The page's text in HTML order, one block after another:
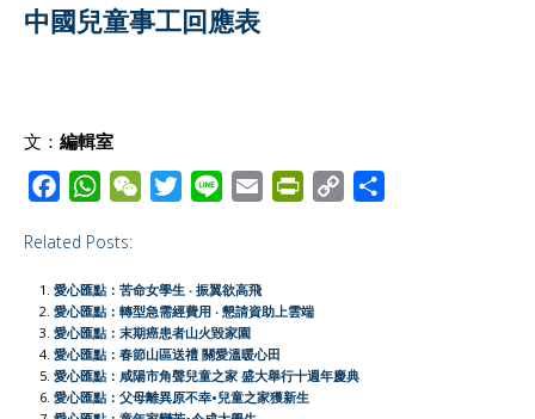
中國兒童事工回應表
文： 編輯室
c
e
b
o
o
k
W
a
t
s
A
p
p
W
h
a
t
t
e
r
e
l
t
r
i
n
Related Posts:
愛心匯點：苦命女學生 ‧ 振翼欲高飛
愛心匯點：轉型急需經費用 ‧ 懇請資助上雲端
愛心匯點：末期癌患者山火毀家園
愛心匯點：春節山區送禮 關愛溫暖心田
愛心匯點：咸陽市角聲兒童之家 盛大舉行十週年慶典
愛心匯點：父母離異原不幸•兒童之家獲新生